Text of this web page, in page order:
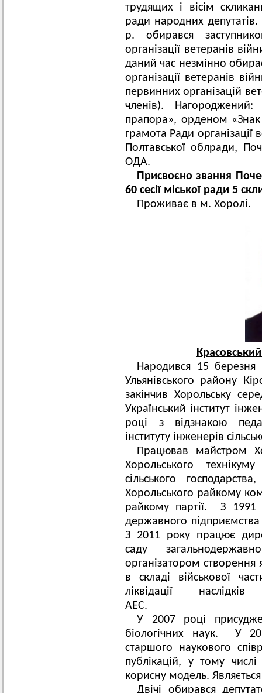
трудящих і вісім
ради народних
р. обирався
організації ветеранів
даний час незмінно
організації ветеранів
первинних організацій
членів).
прапора», орденом
грамота Ради організації
Полтавської облради,
ОДА.
Присвоєно звання
60 сесії міської ради 5
Проживає в м. Хоролі.
Народився 15
Ульянівського району
закінчив Хорольську
Український інститут
році з відзнакою
інституту інженерів
Працював майстром
Хорольського
сільського
Хорольського райкому
райкому партії. З 1991
державного
З 2011 року працює
саду
організатором створення
в складі військової
ліквідації
У 2007 році
біологічних наук. У
старшого наукового
публікацій, у тому
корисну модель.
Двічі обирався